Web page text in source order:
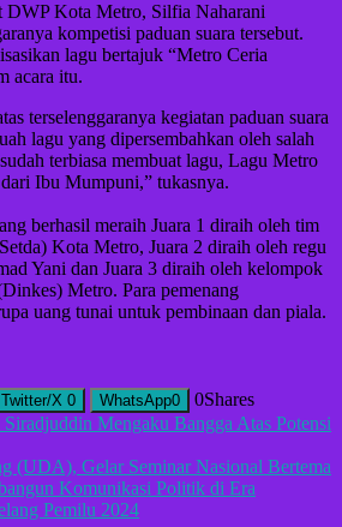
DWP Kota Metro, Silfia Naharani
kompetisi paduan suara tersebut.
lagu bertajuk “Metro Ceria
acara itu.
terselenggaranya kegiatan paduan suara
lagu yang dipersembahkan oleh salah
terbiasa membuat lagu, Lagu Metro
Ibu Mumpuni,” tukasnya.
berhasil meraih Juara 1 diraih oleh tim
Kota Metro, Juara 2 diraih oleh regu
Yani dan Juara 3 diraih oleh kelompok
Metro. Para pemenang
uang tunai untuk pembinaan dan piala.
Twitter/X 0 WhatsApp0 0Shares
Mengaku Bangga Atas Potensi
(UDA), Gelar Seminar Nasional Bertema
Komunikasi Politik di Era
Pemilu 2024